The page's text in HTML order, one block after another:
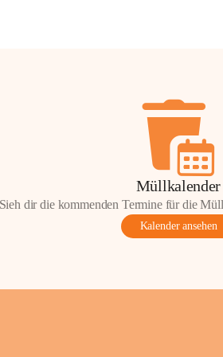
Müllkalender
dir die kommenden Termine für die
Kalender ansehen